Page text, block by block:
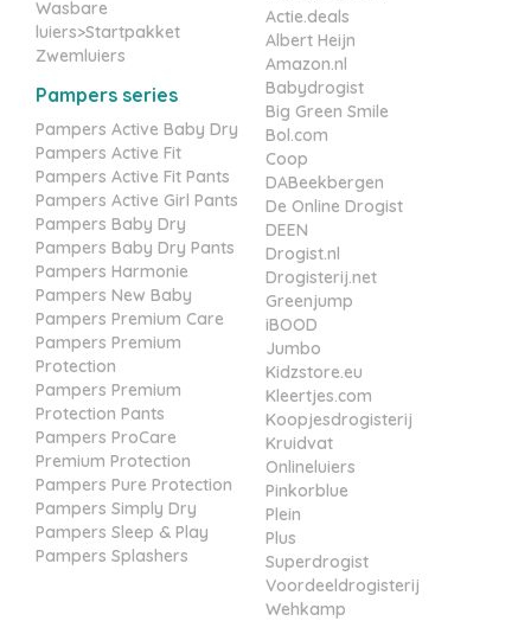
Wasbare
luiers>Startpakket
Zwemluiers
Pampers series
Pampers Active Baby Dry
Pampers Active Fit
Pampers Active Fit Pants
Pampers Active Girl Pants
Pampers Baby Dry
Pampers Baby Dry Pants
Pampers Harmonie
Pampers New Baby
Pampers Premium Care
Pampers Premium
Protection
Pampers Premium
Protection Pants
Pampers ProCare
Premium Protection
Pampers Pure Protection
Pampers Simply Dry
Pampers Sleep & Play
Pampers Splashers
Actie.deals
Albert Heijn
Amazon.nl
Babydrogist
Big Green Smile
Bol.com
Coop
DABeekbergen
De Online Drogist
DEEN
Drogist.nl
Drogisterij.net
Greenjump
iBOOD
Jumbo
Kidzstore.eu
Kleertjes.com
Koopjesdrogisterij
Kruidvat
Onlineluiers
Pinkorblue
Plein
Plus
Superdrogist
Voordeeldrogisterij
Wehkamp